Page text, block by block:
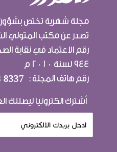
مجلة شهرية تختص بشؤون
تصدر عن مكتب المتولي
رقم الاعتماد في نقابة
944 لسنة 2010 م
رقم هاتف المجلة : 8337
أشترك الكترونيا ليصللك